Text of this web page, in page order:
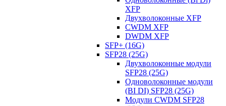
XFP
Двухволоконные XFP
CWDM XFP
DWDM XFP
SFP+ (16G)
SFP28 (25G)
Двухволоконные модули
SFP28 (25G)
Одноволоконные модули
(BI DI) SFP28 (25G)
Модули CWDM SFP28